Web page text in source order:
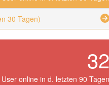
30 Tagen)
32
User online in d. letzten 90 Tagen